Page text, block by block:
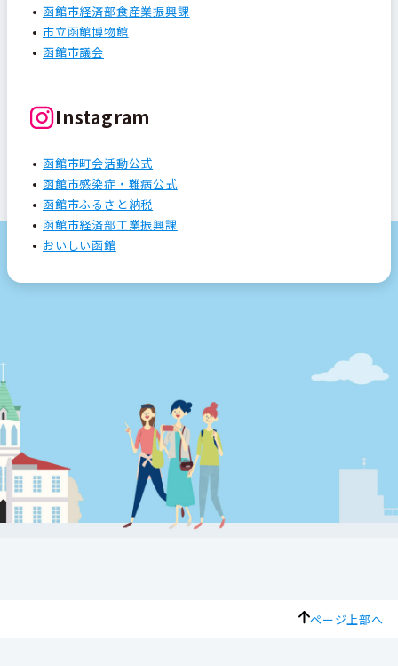
函館市経済部食産業振興課
市立函館博物館
函館市議会
Instagram
函館市町会活動公式
函館市感染症・難病公式
函館市ふるさと納税
函館市経済部工業振興課
おいしい函館
ページ上部へ